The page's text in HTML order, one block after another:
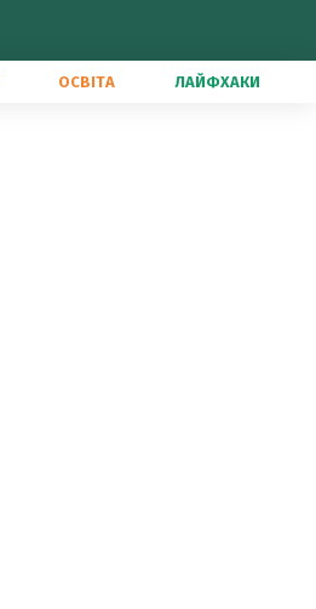
ОСВІТА ЛАЙФХАКИ